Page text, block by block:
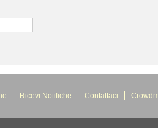
Ricevi Notifiche Contattaci